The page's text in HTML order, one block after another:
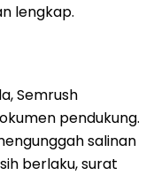
lengkap.
Semrush
pendukung.
salinan
berlaku, surat